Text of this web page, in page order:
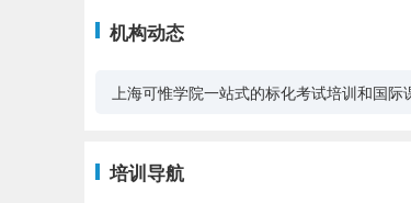
机构动态
上海可惟学院一站式的标化考试培训和国际
培训导航